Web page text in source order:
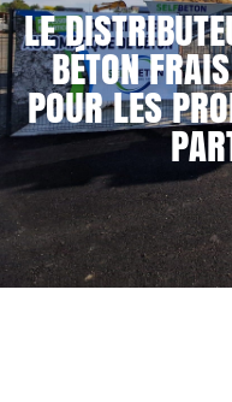
LE
BÉTON
POUR LES